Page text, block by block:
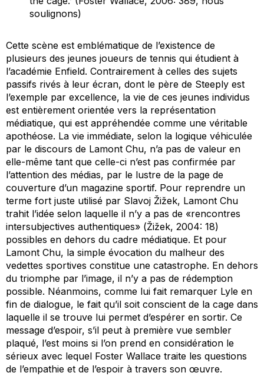
soulignons)
Cette scène est emblématique de l’existence de
plusieurs des jeunes joueurs de tennis qui étudient à
l’académie Enfield. Contrairement à celles des sujets
passifs rivés à leur écran, dont le père de Steeply est
l’exemple par excellence, la vie de ces jeunes individus
est entièrement orientée vers la représentation
médiatique, qui est appréhendée comme une véritable
apothéose. La vie immédiate, selon la logique véhiculée
par le discours de Lamont Chu, n’a pas de valeur en
elle-même tant que celle-ci n’est pas confirmée par
l’attention des médias, par le lustre de la page de
couverture d’un magazine sportif. Pour reprendre un
terme fort juste utilisé par Slavoj Žižek, Lamont Chu
trahit l’idée selon laquelle il n’y a pas de «rencontres
intersubjectives authentiques» (Žižek, 2004: 18)
possibles en dehors du cadre médiatique. Et pour
Lamont Chu, la simple évocation du malheur des
vedettes sportives constitue une catastrophe. En dehors
du triomphe par l’image, il n’y a pas de rédemption
possible. Néanmoins, comme lui fait remarquer Lyle en
fin de dialogue, le fait qu’il soit conscient de la cage dans
laquelle il se trouve lui permet d’espérer en sortir. Ce
message d’espoir, s’il peut à première vue sembler
plaqué, l’est moins si l’on prend en considération le
sérieux avec lequel Foster Wallace traite les questions
de l’empathie et de l’espoir à travers son œuvre.